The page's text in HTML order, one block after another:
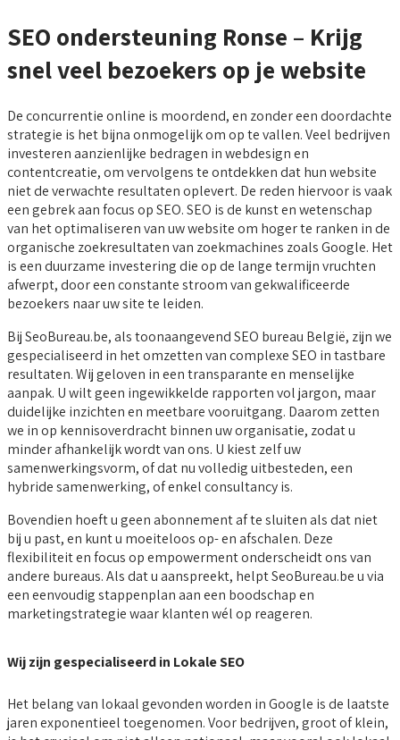
SEO ondersteuning Ronse – Krijg
snel veel bezoekers op je website
De concurrentie online is moordend, en zonder een doordachte
strategie is het bijna onmogelijk om op te vallen. Veel bedrijven
investeren aanzienlijke bedragen in webdesign en
contentcreatie, om vervolgens te ontdekken dat hun website
niet de verwachte resultaten oplevert. De reden hiervoor is vaak
een gebrek aan focus op SEO. SEO is de kunst en wetenschap
van het optimaliseren van uw website om hoger te ranken in de
organische zoekresultaten van zoekmachines zoals Google. Het
is een duurzame investering die op de lange termijn vruchten
afwerpt, door een constante stroom van gekwalificeerde
bezoekers naar uw site te leiden.
Bij SeoBureau.be, als toonaangevend SEO bureau België, zijn we
gespecialiseerd in het omzetten van complexe SEO in tastbare
resultaten. Wij geloven in een transparante en menselijke
aanpak. U wilt geen ingewikkelde rapporten vol jargon, maar
duidelijke inzichten en meetbare vooruitgang. Daarom zetten
we in op kennisoverdracht binnen uw organisatie, zodat u
minder afhankelijk wordt van ons. U kiest zelf uw
samenwerkingsvorm, of dat nu volledig uitbesteden, een
hybride samenwerking, of enkel consultancy is.
Bovendien hoeft u geen abonnement af te sluiten als dat niet
bij u past, en kunt u moeiteloos op- en afschalen. Deze
flexibiliteit en focus op empowerment onderscheidt ons van
andere bureaus. Als dat u aanspreekt, helpt SeoBureau.be u via
een eenvoudig stappenplan aan een boodschap en
marketingstrategie waar klanten wél op reageren.
Wij zijn gespecialiseerd in Lokale SEO
Het belang van lokaal gevonden worden in Google is de laatste
jaren exponentieel toegenomen. Voor bedrijven, groot of klein,